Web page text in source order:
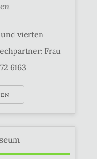
und vierten
Frau
6163